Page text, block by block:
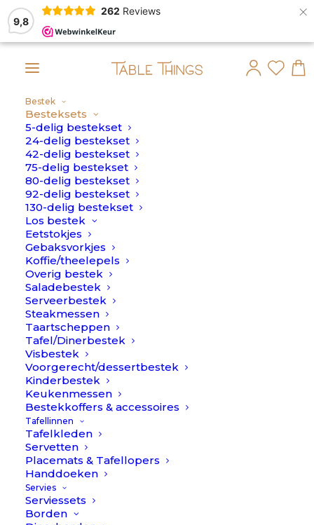
9,8
262 Reviews ×
Bestek
Besteksets
5-delig bestekset
24-delig bestekset
42-delig bestekset
75-delig bestekset
80-delig bestekset
92-delig bestekset
130-delig bestekset
Los bestek
Eetstokjes
Gebaksvorkjes
Koffie/theelepels
Overig bestek
Saladebestek
Serveerbestek
Steakmessen
Taartscheppen
Tafel/Dinerbestek
Visbestek
Voorgerecht/dessertbestek
Kinderbestek
Keukenmessen
Bestekkoffers & accessoires
Tafellinnen
Tafelkleden
Servetten
Placemats & Tafellopers
Handdoeken
Servies
Serviessets
Borden
Home > Bestek > Besteksets
Alles bekijken
Besteksets
Bestek kan je zowel los als in een bestekset
kopen. Vaak is het handiger & soms voordeliger om
je bestekset in een keer te kopen. Daarnaast kan
het handig zijn om alsnog een aantal items los te
kopen als ze niet in een bestekset zitten, of je wilt
uitbreiden.
Lees meer >